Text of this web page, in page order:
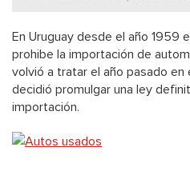
En Uruguay desde el año 1959
prohibe la importación de
volvió a tratar el año pasado
decidió promulgar una ley
importación.